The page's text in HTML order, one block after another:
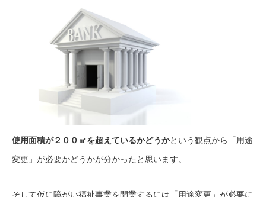
使用面積が２００㎡を超えているかどうかという観点から「用途
変更」が必要かどうかが分かったと思います。
そして仮に障がい福祉事業を開業するには「用途変更」が必要に